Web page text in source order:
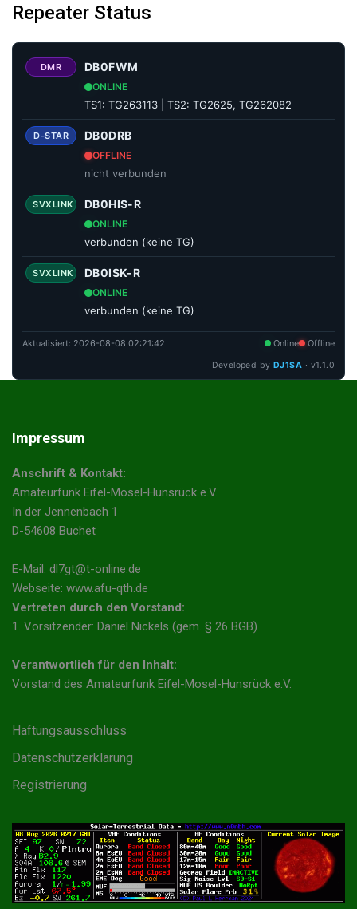
Repeater Status
DMR DB0FWM
ONLINE
TS1: TG263113 | TS2: TG2625, TG262082
D-STAR DB0DRB
OFFLINE
nicht verbunden
SVXLINK DB0HIS-R
ONLINE
verbunden (keine TG)
SVXLINK DB0ISK-R
ONLINE
verbunden (keine TG)
Aktualisiert: 2026-08-08 02:21:42 Online Offline
Developed by DJ1SA · v1.1.0
Impressum
Anschrift & Kontakt:
Amateurfunk Eifel-Mosel-Hunsrück e.V.
In der Jennenbach 1
D-54608 Buchet
E-Mail: dl7gt@t-online.de
Webseite: www.afu-qth.de
Vertreten durch den Vorstand:
1. Vorsitzender: Daniel Nickels (gem. § 26 BGB)
Verantwortlich für den Inhalt:
Vorstand des Amateurfunk Eifel-Mosel-Hunsrück e.V.
Haftungsausschluss
Datenschutzerklärung
Registrierung